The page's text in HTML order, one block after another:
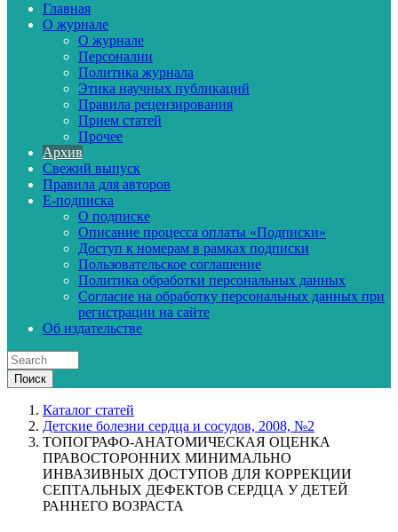
Главная
О журнале
О журнале
Персоналии
Политика журнала
Этика научных публикаций
Правила рецензирования
Прием статей
Прочее
Архив
Свежий выпуск
Правила для авторов
E-подписка
О подписке
Описание процесса оплаты «Подписки»
Доступ к номерам в рамках подписки
Пользовательское соглашение
Политика обработки персональных данных
Согласие на обработку персональных данных при
регистрации на сайте
Об издательстве
Каталог статей
Детские болезни сердца и сосудов, 2008, №2
ТОПОГРАФО-АНАТОМИЧЕСКАЯ ОЦЕНКА
ПРАВОСТОРОННИХ МИНИМАЛЬНО
ИНВАЗИВНЫХ ДОСТУПОВ ДЛЯ КОРРЕКЦИИ
СЕПТАЛЬНЫХ ДЕФЕКТОВ СЕРДЦА У ДЕТЕЙ
РАННЕГО ВОЗРАСТА